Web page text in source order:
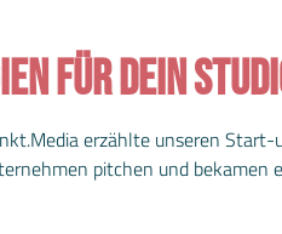
FÜR DEIN
erzählte unseren
pitchen und bekamen